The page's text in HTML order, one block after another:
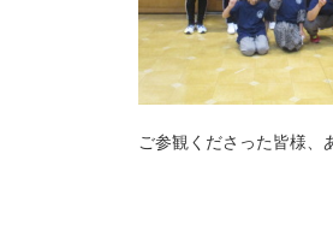
ご参観くださった皆様、